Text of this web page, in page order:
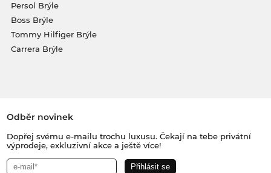
Persol Brýle
Boss Brýle
Tommy Hilfiger Brýle
Carrera Brýle
Odběr novinek
Dopřej svému e-mailu trochu luxusu. Čekají na tebe privátní
výprodeje, exkluzivní akce a ještě více!